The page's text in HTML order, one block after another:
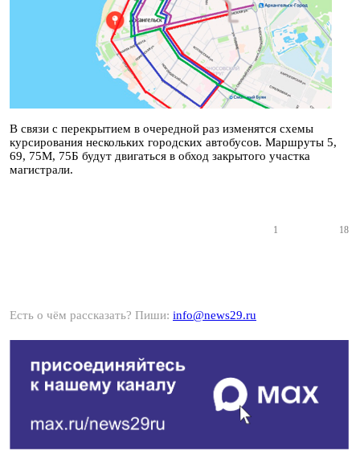
В связи с перекрытием в очередной раз изменятся схемы
курсирования нескольких городских автобусов. Маршруты 5,
69, 75М, 75Б будут двигаться в обход закрытого участка
магистрали.
1 18
Есть о чём рассказать? Пиши: info@news29.ru